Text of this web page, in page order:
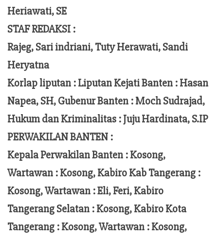
Heriawati, SE
STAF REDAKSI :
Rajeg, Sari indriani, Tuty Herawati, Sandi
Heryatna
Korlap liputan :Liputan Kejati Banten : Hasan
Napea, SH,Gubenur Banten : MochSudrajad,
Hukum dan Kriminalitas :Juju Hardinata, S.IP
PERWAKILAN BANTEN :
Kepala Perwakilan Banten : Kosong,
Wartawan : Kosong, Kabiro Kab Tangerang :
Kosong,Wartawan :Eli, Feri, Kabiro
Tangerang Selatan : Kosong, Kabiro Kota
Tangerang :Kosong, Wartawan : Kosong,